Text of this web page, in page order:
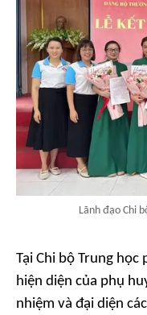
Lãnh đạo Chi
Tại Chi bộ Trung
hiện diện của phụ
nhiệm và đại diện